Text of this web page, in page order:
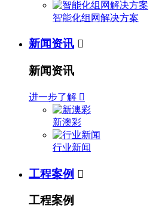
智能化组网解决方案
新闻资讯 
新闻资讯
进一步了解 
新澳彩
行业新闻
工程案例 
工程案例